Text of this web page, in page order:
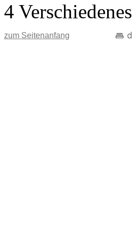
4 Verschiedenes
zum Seitenanfang